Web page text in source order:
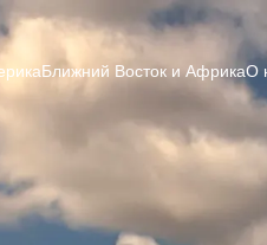
Ближний Восток и АфрикаО